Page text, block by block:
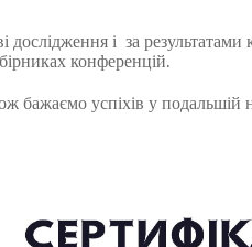
і за
конференцій.
бажаємо успіхів у подальшій